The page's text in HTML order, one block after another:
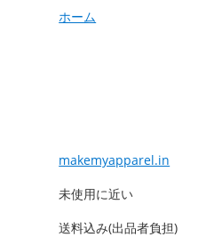
ホーム
makemyapparel.in
未使用に近い
送料込み(出品者負担)